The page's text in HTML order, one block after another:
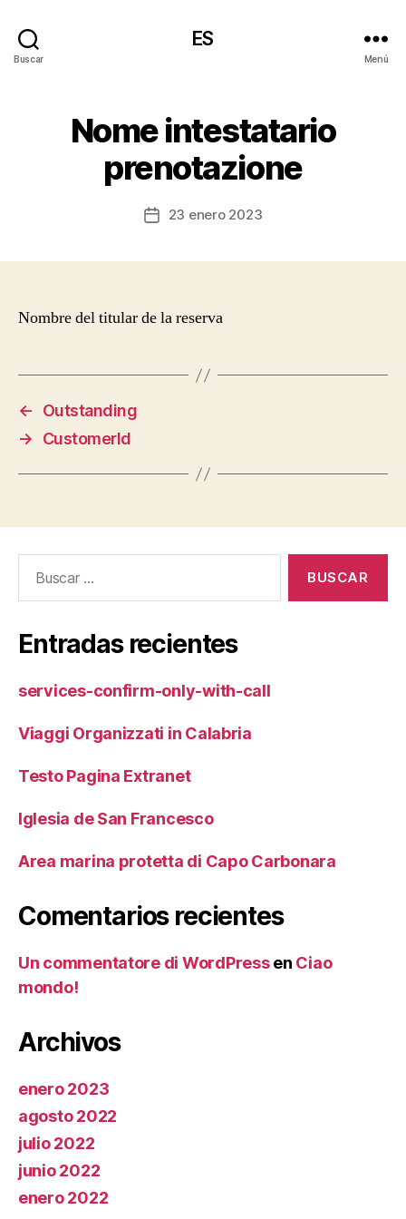
Buscar
ES
Menú
Nome intestatario
prenotazione
Fecha23 enero 2023
Nombre del titular de la reserva
←
Outstanding
→
CustomerId
Entradas recientes
services-confirm-only-with-call
Viaggi Organizzati in Calabria
Testo Pagina Extranet
Iglesia de San Francesco
Area marina protetta di Capo Carbonara
Comentarios recientes
Un commentatore di WordPressen Ciao
mondo!
Archivos
enero 2023
agosto 2022
julio 2022
junio 2022
enero 2022